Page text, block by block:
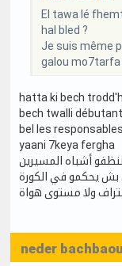
El tawa lé
hal bled ?
Je suis même
galou mo7tarfa
hatta ki bech
bech twalli
bel les
yaani 7keya fergha
أشباه المسيرين
بش يحكمو في الكورة
ولا مستوى هواة
neder